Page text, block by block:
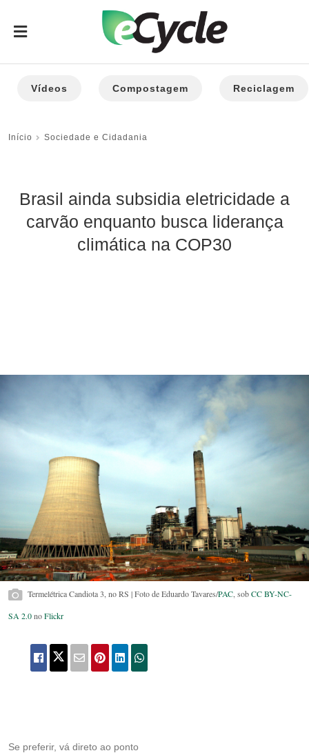
Vídeos Compostagem Reciclagem
Início Sociedade e Cidadania
Brasil ainda subsidia eletricidade a
carvão enquanto busca liderança
climática na COP30
Termelétrica Candiota 3, no RS | Foto de Eduardo Tavares/PAC , sobCC BY-NC-
SA 2.0noFlickr
Se preferir, vá direto ao ponto